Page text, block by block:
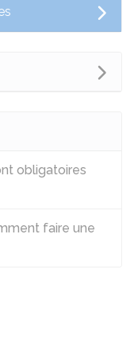
obligatoires
faire une